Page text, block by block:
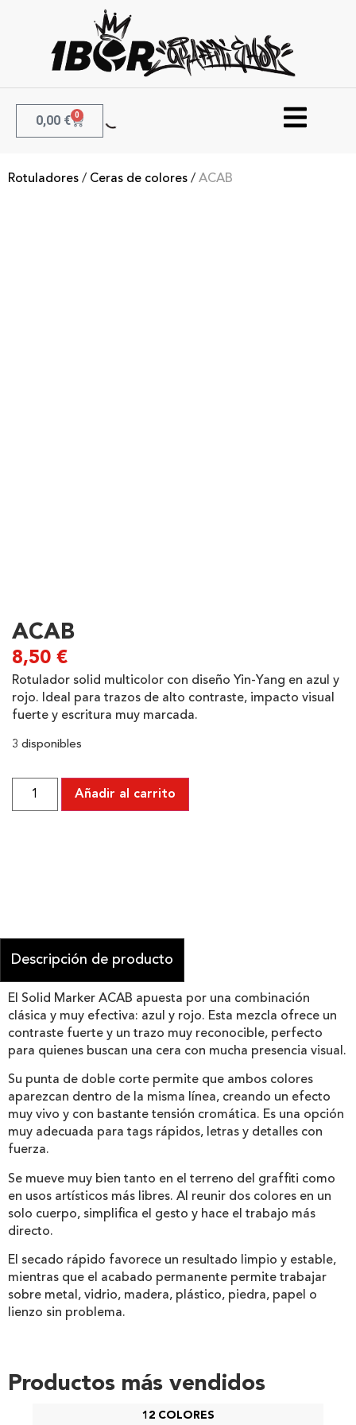
0,00 € 0
Rotuladores / Ceras de colores / ACAB
ACAB
8,50 €
Rotulador solid multicolor con diseño Yin-Yang en azul y
rojo. Ideal para trazos de alto contraste, impacto visual
fuerte y escritura muy marcada.
3 disponibles
Añadir al carrito
Descripción de producto
El Solid Marker ACAB apuesta por una combinación
clásica y muy efectiva: azul y rojo. Esta mezcla ofrece un
contraste fuerte y un trazo muy reconocible, perfecto
para quienes buscan una cera con mucha presencia visual.
Su punta de doble corte permite que ambos colores
aparezcan dentro de la misma línea, creando un efecto
muy vivo y con bastante tensión cromática. Es una opción
muy adecuada para tags rápidos, letras y detalles con
fuerza.
Se mueve muy bien tanto en el terreno del graffiti como
en usos artísticos más libres. Al reunir dos colores en un
solo cuerpo, simplifica el gesto y hace el trabajo más
directo.
El secado rápido favorece un resultado limpio y estable,
mientras que el acabado permanente permite trabajar
sobre metal, vidrio, madera, plástico, piedra, papel o
lienzo sin problema.
Productos más vendidos
12 COLORES